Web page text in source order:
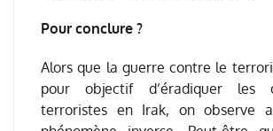
Pour conclure ?
Alors que la guerre contre le
pour objectif d’éradiquer les
terroristes en Irak, on observe